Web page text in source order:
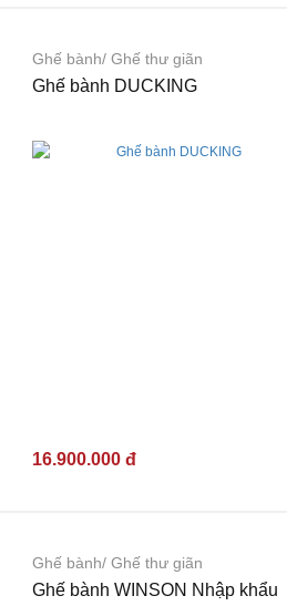
Ghế bành/ Ghế thư giãn
Ghế bành DUCKING
16.900.000 đ
Ghế bành/ Ghế thư giãn
Ghế bành WINSON Nhập khẩu